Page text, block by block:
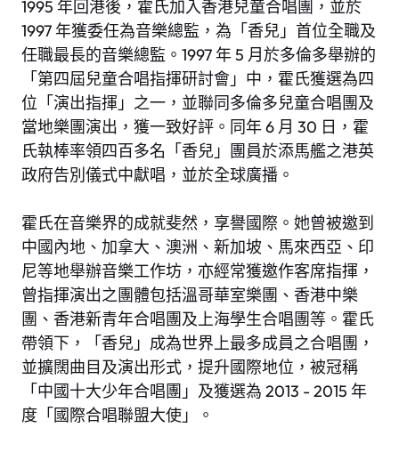
1995 年回港後，霍氏加入香港兒童合唱團，並於
1997 年獲委任為音樂總監，為「香兒」首位全職及
任職最長的音樂總監。1997 年 5 月於多倫多舉辦的
「第四屆兒童合唱指揮研討會」中，霍氏獲選為四
位「演出指揮」之一，並聯同多倫多兒童合唱團及
當地樂團演出，獲一致好評。同年 6 月 30 日，霍
氏執棒率領四百多名「香兒」團員於添馬艦之港英
政府告別儀式中獻唱，並於全球廣播。
霍氏在音樂界的成就斐然，享譽國際。她曾被邀到
中國內地、加拿大、澳洲、新加坡、馬來西亞、印
尼等地舉辦音樂工作坊，亦經常獲邀作客席指揮，
曾指揮演出之團體包括溫哥華室樂團、香港中樂
團、香港新青年合唱團及上海學生合唱團等。霍氏
帶領下，「香兒」成為世界上最多成員之合唱團，
並擴闊曲目及演出形式，提升國際地位，被冠稱
「中國十大少年合唱團」及獲選為 2013 - 2015 年
度「國際合唱聯盟大使」。